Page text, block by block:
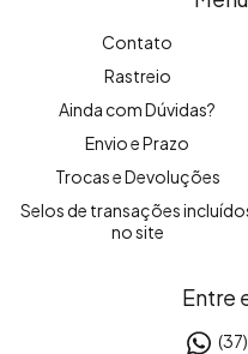
Contato
Rastreio
Ainda com Dúvidas?
Envio e Prazo
Trocas e Devoluções
Selos de transações
no site
Entre